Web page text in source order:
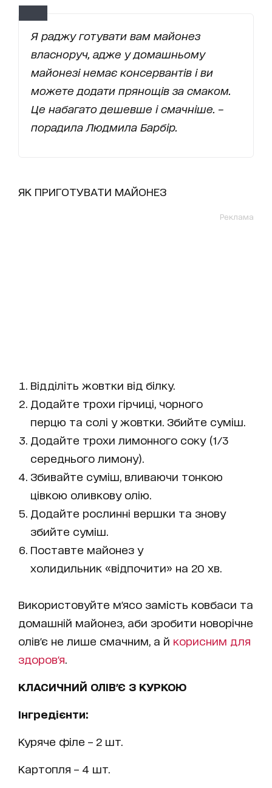
Я раджу готувати вам майонез
власноруч, адже у домашньому
майонезі немає консервантів і ви
можете додати прянощів за смаком.
Це набагато дешевше і смачніше. –
порадила Людмила Барбір.
ЯК ПРИГОТУВАТИ МАЙОНЕЗ
Реклама
Відділіть жовтки від білку.
Додайте трохи гірчиці, чорного
перцю та солі у жовтки. Збийте суміш.
Додайте трохи лимонного соку (1/3
середнього лимону).
Збивайте суміш, вливаючи тонкою
цівкою оливкову олію.
Додайте рослинні вершки та знову
збийте суміш.
Поставте майонез у
холидильник «відпочити» на 20 хв.
Використовуйте м'ясо замість ковбаси та
домашній майонез, аби зробити новорічне
олів'є не лише смачним, а й корисним для
здоров'я
КЛАСИЧНИЙ ОЛІВ'Є З КУРКОЮ
Інгредієнти:
Куряче філе – 2 шт.
Картопля – 4 шт.